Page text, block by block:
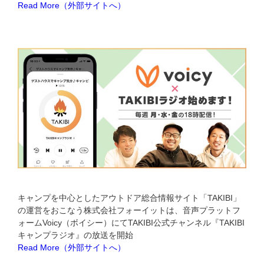
Read More（外部サイトへ）
キャンプを中心としたアウトドア総合情報サイト「TAKIBI」
の運営をおこなう株式会社フォーイットは、音声プラットフ
ォームVoicy（ボイシー）にてTAKIBI公式チャンネル『TAKIBI
キャンプラジオ』の放送を開始
Read More（外部サイトへ）